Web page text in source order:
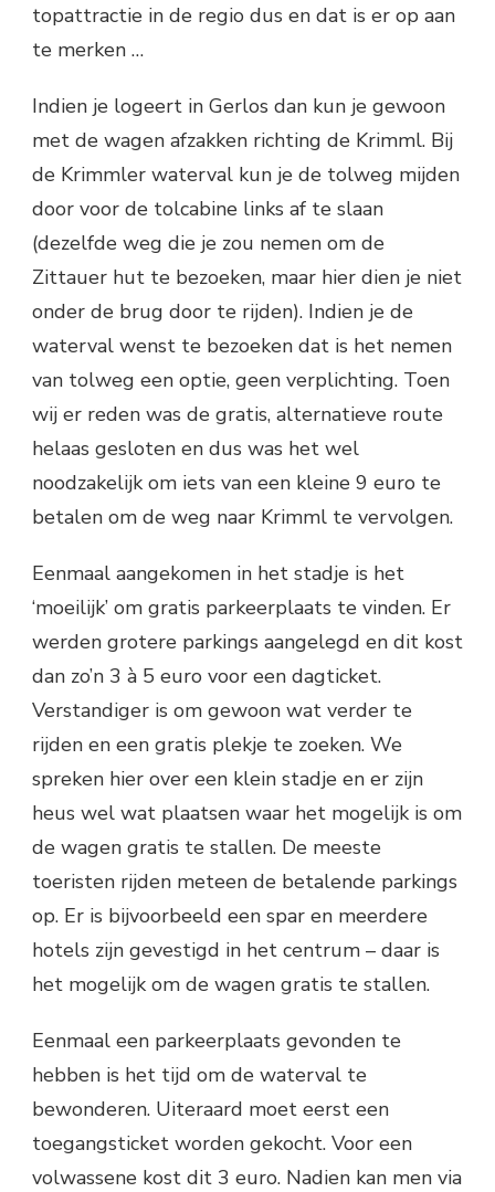
topattractie in de regio dus en dat is er op aan
te merken …
Indien je logeert in Gerlos dan kun je gewoon
met de wagen afzakken richting de Krimml. Bij
de Krimmler waterval kun je de tolweg mijden
door voor de tolcabine links af te slaan
(dezelfde weg die je zou nemen om de
Zittauer hut te bezoeken, maar hier dien je niet
onder de brug door te rijden). Indien je de
waterval wenst te bezoeken dat is het nemen
van tolweg een optie, geen verplichting. Toen
wij er reden was de gratis, alternatieve route
helaas gesloten en dus was het wel
noodzakelijk om iets van een kleine 9 euro te
betalen om de weg naar Krimml te vervolgen.
Eenmaal aangekomen in het stadje is het
‘moeilijk’ om gratis parkeerplaats te vinden. Er
werden grotere parkings aangelegd en dit kost
dan zo’n 3 à 5 euro voor een dagticket.
Verstandiger is om gewoon wat verder te
rijden en een gratis plekje te zoeken. We
spreken hier over een klein stadje en er zijn
heus wel wat plaatsen waar het mogelijk is om
de wagen gratis te stallen. De meeste
toeristen rijden meteen de betalende parkings
op. Er is bijvoorbeeld een spar en meerdere
hotels zijn gevestigd in het centrum – daar is
het mogelijk om de wagen gratis te stallen.
Eenmaal een parkeerplaats gevonden te
hebben is het tijd om de waterval te
bewonderen. Uiteraard moet eerst een
toegangsticket worden gekocht. Voor een
volwassene kost dit 3 euro. Nadien kan men via